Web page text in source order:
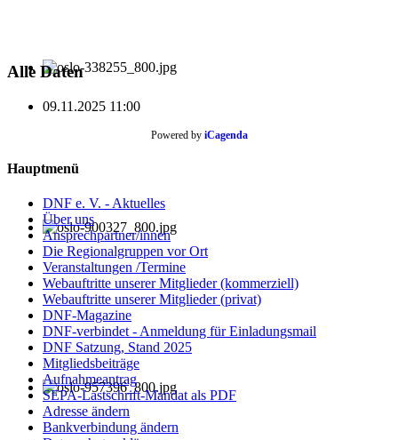
Alle Daten
09.11.2025 11:00
Powered by iCagenda
Hauptmenü
DNF e. V. - Aktuelles
Über uns
Ansprechpartner/innen
Die Regionalgruppen vor Ort
Veranstaltungen /Termine
Webauftritte unserer Mitglieder (kommerziell)
Webauftritte unserer Mitglieder (privat)
DNF-Magazine
DNF-verbindet - Anmeldung für Einladungsmail
DNF Satzung, Stand 2025
Mitgliedsbeiträge
Aufnahmeantrag
SEPA-Lastschrift-Mandat als PDF
Adresse ändern
Bankverbindung ändern